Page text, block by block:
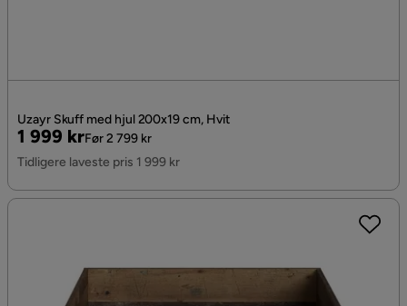
Uzayr Skuff med hjul 200x19 cm, Hvit
Pris
1 999 kr
Original
Pris
Før 2 799 kr
Tidligere laveste pris 1 999 kr